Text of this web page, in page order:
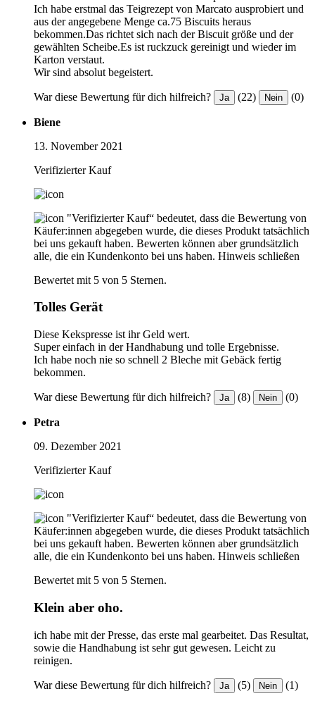
Ich habe erstmal das Teigrezept von Marcato ausprobiert und
aus der angegebene Menge ca.75 Biscuits heraus
bekommen.Das richtet sich nach der Biscuit größe und der
gewählten Scheibe.Es ist ruckzuck gereinigt und wieder im
Karton verstaut.
Wir sind absolut begeistert.
War diese Bewertung für dich hilfreich? Ja (22) Nein (0)
Biene
13. November 2021
Verifizierter Kauf
"Verifizierter Kauf“ bedeutet, dass die Bewertung von
Käufer:innen abgegeben wurde, die dieses Produkt tatsächlich
bei uns gekauft haben. Bewerten können aber grundsätzlich
alle, die ein Kundenkonto bei uns haben. Hinweis schließen
Bewertet mit 5 von 5 Sternen.
Tolles Gerät
Diese Kekspresse ist ihr Geld wert.
Super einfach in der Handhabung und tolle Ergebnisse.
Ich habe noch nie so schnell 2 Bleche mit Gebäck fertig
bekommen.
War diese Bewertung für dich hilfreich? Ja (8) Nein (0)
Petra
09. Dezember 2021
Verifizierter Kauf
"Verifizierter Kauf“ bedeutet, dass die Bewertung von
Käufer:innen abgegeben wurde, die dieses Produkt tatsächlich
bei uns gekauft haben. Bewerten können aber grundsätzlich
alle, die ein Kundenkonto bei uns haben. Hinweis schließen
Bewertet mit 5 von 5 Sternen.
Klein aber oho.
ich habe mit der Presse, das erste mal gearbeitet. Das Resultat,
sowie die Handhabung ist sehr gut gewesen. Leicht zu
reinigen.
War diese Bewertung für dich hilfreich? Ja (5) Nein (1)